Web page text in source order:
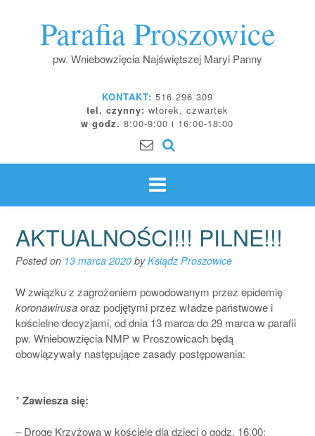
Parafia Proszowice
pw. Wniebowzięcia Najświętszej Maryi Panny
KONTAKT: 516 296 309
tel. czynny: wtorek, czwartek
w godz. 8:00-9:00 i 16:00-18:00
AKTUALNOŚCI!!! PILNE!!!
Posted on 13 marca 2020 byKsiądz Proszowice
W związku z zagrożeniem powodowanym przez epidemię
koronawirusaoraz podjętymi przez władze państwowe i
kościelne decyzjami, od dnia 13 marca do 29 marca w parafii
pw. Wniebowzięcia NMP w Proszowicach będą
obowiązywały następujące zasady postępowania:
* Zawiesza się:
– Drogę Krzyżową w kościele dla dzieci o godz. 16.00;